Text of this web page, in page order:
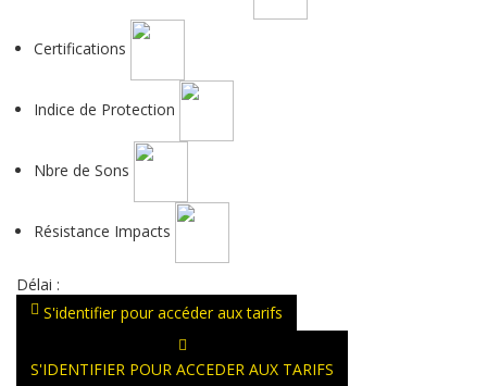
Certifications
Indice de Protection
Nbre de Sons
Résistance Impacts
Délai :
S'identifier pour accéder aux tarifs
S'IDENTIFIER POUR ACCEDER AUX TARIFS